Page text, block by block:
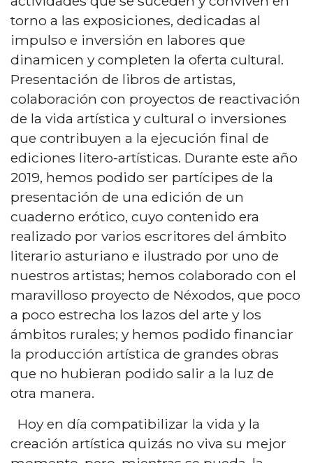
torno a las exposiciones, dedicadas al
impulso e inversión en labores que
dinamicen y completen la oferta cultural.
Presentación de libros de artistas,
colaboración con proyectos de reactivación
de la vida artística y cultural o inversiones
que contribuyen a la ejecución final de
ediciones litero-artísticas. Durante este año
2019, hemos podido ser partícipes de la
presentación de una edición de un
cuaderno erótico, cuyo contenido era
realizado por varios escritores del ámbito
literario asturiano e ilustrado por uno de
nuestros artistas; hemos colaborado con el
maravilloso proyecto de Néxodos, que poco
a poco estrecha los lazos del arte y los
ámbitos rurales; y hemos podido financiar
la producción artística de grandes obras
que no hubieran podido salir a la luz de
otra manera.
Hoy en día compatibilizar la vida y la
creación artística quizás no viva su mejor